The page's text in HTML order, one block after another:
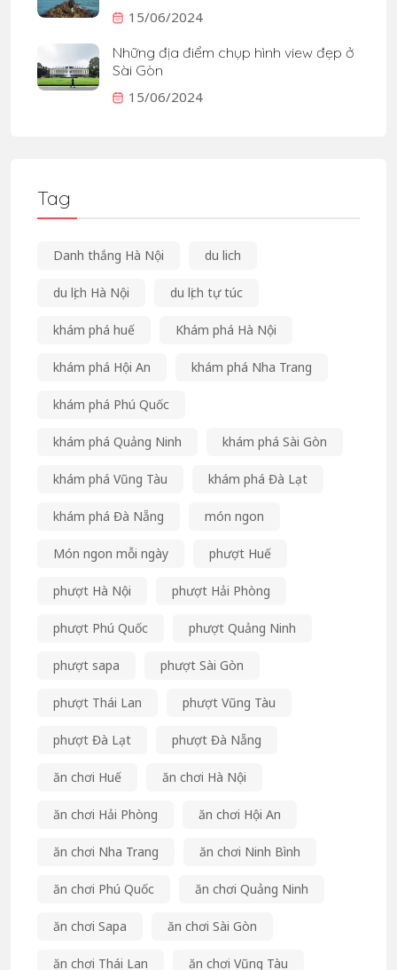
15/06/2024
Những địa điểm chụp hình view đẹp ở
Sài Gòn
15/06/2024
Tag
Danh thắng Hà Nội du lich
du lịch Hà Nội du lịch tự túc
khám phá huế Khám phá Hà Nội
khám phá Hội An khám phá Nha Trang
khám phá Phú Quốc
khám phá Quảng Ninh khám phá Sài Gòn
khám phá Vũng Tàu khám phá Đà Lạt
khám phá Đà Nẵng món ngon
Món ngon mỗi ngày phượt Huế
phượt Hà Nội phượt Hải Phòng
phượt Phú Quốc phượt Quảng Ninh
phượt sapa phượt Sài Gòn
phượt Thái Lan phượt Vũng Tàu
phượt Đà Lạt phượt Đà Nẵng
ăn chơi Huế ăn chơi Hà Nội
ăn chơi Hải Phòng ăn chơi Hội An
ăn chơi Nha Trang ăn chơi Ninh Bình
ăn chơi Phú Quốc ăn chơi Quảng Ninh
ăn chơi Sapa ăn chơi Sài Gòn
ăn chơi Thái Lan ăn chơi Vũng Tàu